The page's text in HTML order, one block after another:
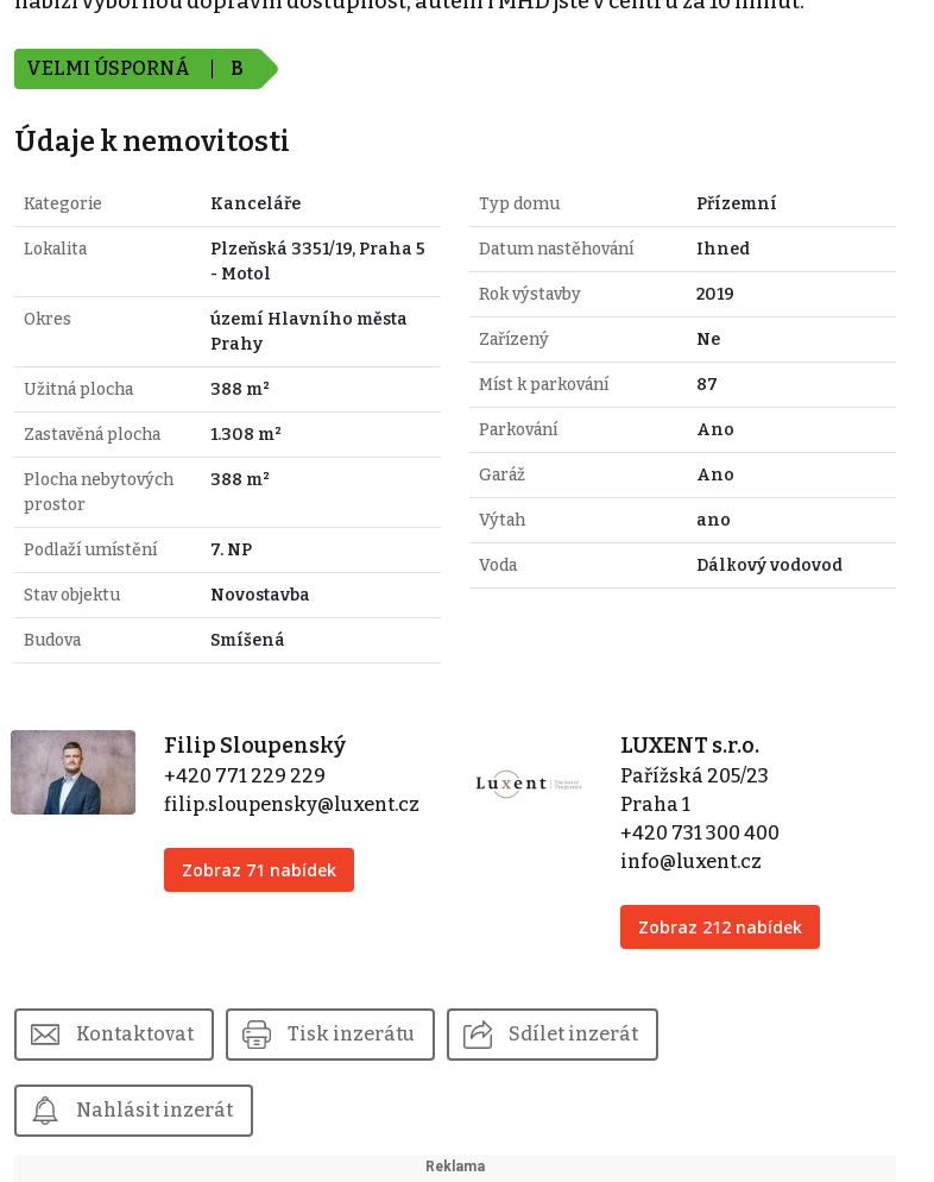
VELMI ÚSPORNÁ B
Údaje k nemovitosti
Kategorie Kanceláře
Lokalita
Plzeňská 3351/19, Praha 5
- Motol
Okres
území Hlavního města
Prahy
Užitná plocha 388 m²
Zastavěná plocha 1.308 m²
Plocha nebytových
prostor
388 m²
Podlaží umístění 7. NP
Stav objektu Novostavba
Budova Smíšená
Typ domu Přízemní
Datum nastěhování Ihned
Rok výstavby 2019
Zařízený Ne
Míst k parkování 87
Parkování Ano
Garáž Ano
Výtah ano
Voda Dálkový vodovod
Filip Sloupenský
+420 771 229 229
filip.sloupensky@luxent.cz
Zobraz 71 nabídek
LUXENT s.r.o.
Pařížská 205/23
Praha 1
+420 731 300 400
info@luxent.cz
Zobraz 212 nabídek
Kontaktovat Tisk inzerátu Sdílet inzerát
Nahlásit inzerát